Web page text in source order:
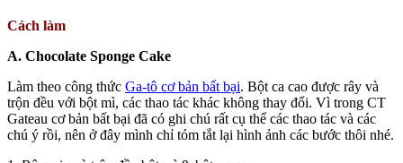
Cách làm
A. Chocolate Sponge Cake
Làm theo công thức Ga-tô cơ bản bất bại. Bột ca cao được rây và
trộn đều với bột mì, các thao tác khác không thay đổi. Vì trong CT
Gateau cơ bản bất bại đã có ghi chú rất cụ thể các thao tác và các
chú ý rồi, nên ở đây mình chỉ tóm tắt lại hình ảnh các bước thôi nhé.